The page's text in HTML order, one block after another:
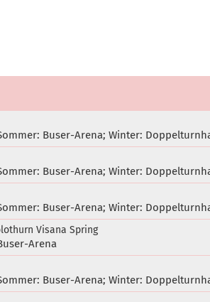
Buser-Arena; Winter:
Buser-Arena; Winter:
Buser-Arena; Winter:
Visana Spring
Arena
Buser-Arena; Winter: